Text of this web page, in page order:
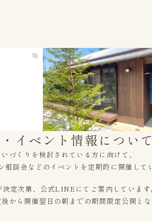
イベント情報につい
づくりを検討されている方に向けて、
相談会などのイベントを定期的に開催して
決定次第、公式LINEにてご案内していま
から開催翌日の朝までの期間限定公開と